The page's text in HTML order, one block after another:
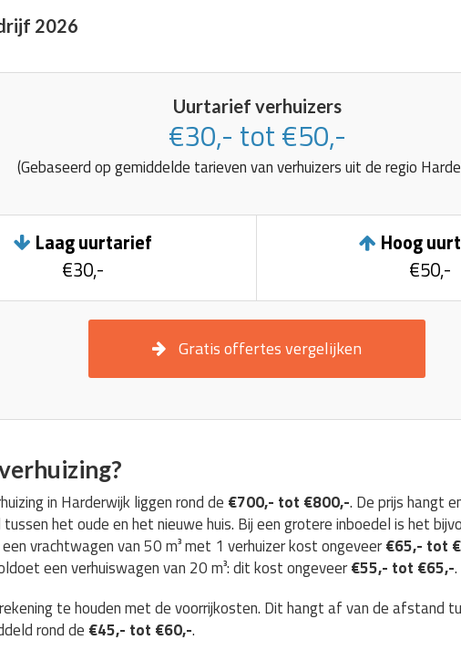
2026
Uurtarief verhuizers
€30,- tot €50,-
(Gebaseerd op gemiddelde tarieven van verhuizers uit de regio
Laag uurtarief
€30,-
Hoog
€50,-
Gratis offertes vergelijken
in Harderwijk liggen rond de €700,- tot €800,-. De prijs hangt
het oude en het nieuwe huis. Bij een grotere inboedel is het
vrachtwagen van 50 m³ met 1 verhuizer kost ongeveer€65,- tot
een verhuiswagen van 20 m³: dit kost ongeveer€55,- tot €65,-.
te houden met de voorrijkosten. Dit hangt af van de afstand
rond de €45,- tot €60,-.